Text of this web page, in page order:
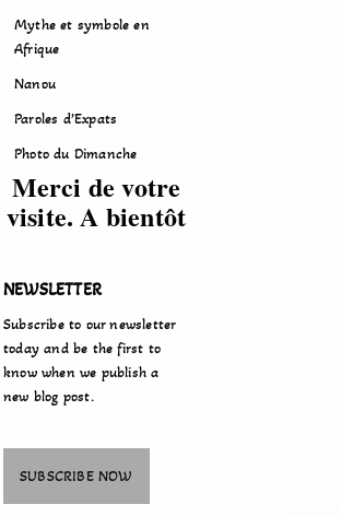
Mythe et symbole en
Afrique
Nanou
Paroles d’Expats
Photo du Dimanche
Merci de votre
visite. A bientôt
NEWSLETTER
Subscribe to our newsletter
today and be the first to
know when we publish a
new blog post.